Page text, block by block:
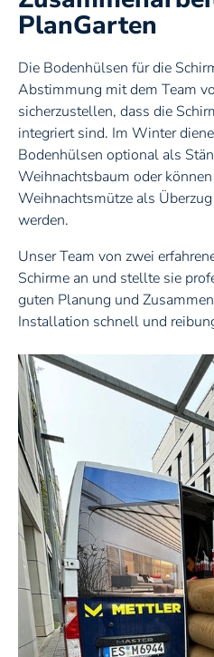
Steuerungstechnik
Gastronomie
PlanGarten
Die Bodenhülsen für die
Abstimmung mit dem Team
sicherzustellen, dass die
integriert sind. Im Winter
Bodenhülsen optional als
Weihnachtsbaum oder
Weihnachtsmütze als
werden.
Unser Team von zwei
Schirme an und stellte sie
guten Planung und
Installation schnell und